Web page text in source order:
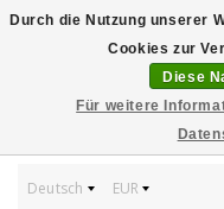
Deutsch EUR
Durch die Nutzung unserer
Cookies zur
Diese
Für weitere